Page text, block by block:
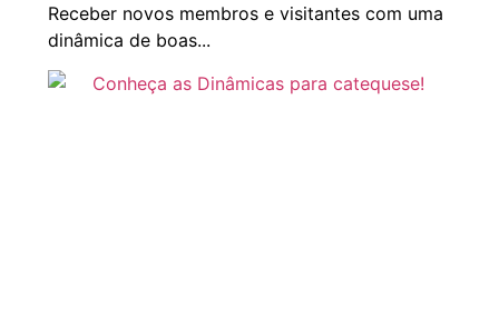
Receber novos membros e visitantes com uma
dinâmica de boas...